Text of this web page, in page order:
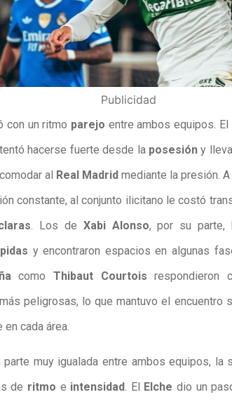
Publicidad
con un ritmo parejo entre ambos equipos. El
hacerse fuerte desde la posesión y
al Real Madridmediante la presión.
constante, al conjunto ilicitano le costó
. Los de Xabi Alonso, por su parte,
y encontraron espacios en algunas
como Thibaut Courtois respondieron
peligrosas, lo que mantuvo el encuentro
cada área.
parte muy igualada entre ambos equipos, la
de ritmo e intensidad. El Elche dio un